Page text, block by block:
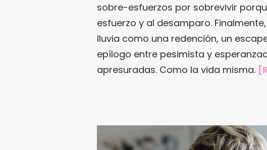
sobre-esfuerzos por sobrevivir
esfuerzo y al desamparo.
lluvia como una redención, un
epílogo entre pesimista y
apresuradas. Como la vida misma.